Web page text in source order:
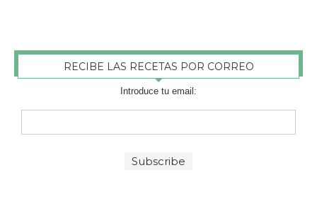
RECIBE LAS RECETAS POR CORREO
Introduce tu email: